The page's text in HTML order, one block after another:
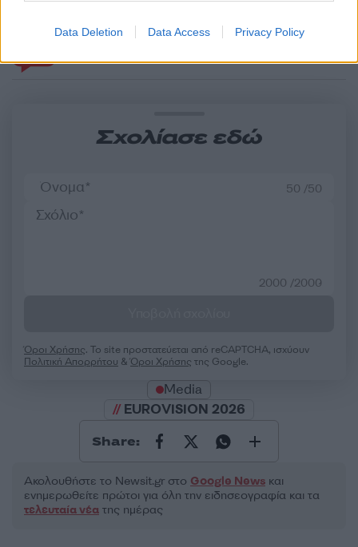
Data Deletion Data Access Privacy Policy
Σχόλια
Σχολίασε εδώ
50 /50
2000 /2000
Όροι Χρήσης. Το site προστατεύεται από reCAPTCHA, ισχύουν
Πολιτική Απορρήτου &Όροι Χρήσης της Google.
Media
EUROVISION 2026
Share:
Ακολουθήστε το Νewsit.gr στο Google News και
ενημερωθείτε πρώτοι για όλη την ειδησεογραφία και τα
τελευταία νέα της ημέρας